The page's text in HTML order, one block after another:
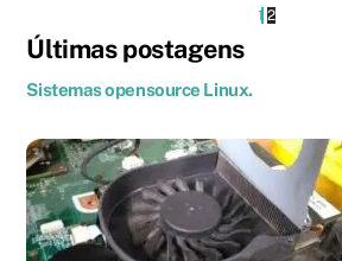
1 2
Últimas postagens
Sistemas opensource Linux.